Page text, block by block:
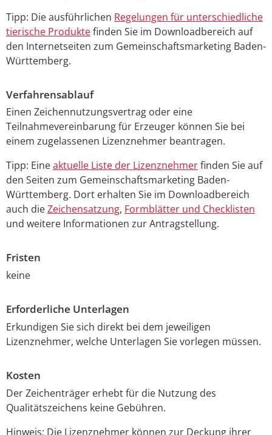
Tipp: Die ausführlichen Regelungen für unterschiedliche
tierische Produktefinden Sie im Downloadbereich auf
den Internetseiten zum Gemeinschaftsmarketing Baden-
Württemberg.
Verfahrensablauf
Einen Zeichennutzungsvertrag oder eine
Teilnahmevereinbarung für Erzeuger können Sie bei
einem zugelassenen Lizenznehmer beantragen.
Tipp: Eineaktuelle Liste der Lizenznehmerfinden Sie auf
den Seiten zum Gemeinschaftsmarketing Baden-
Württemberg. Dort erhalten Sie im Downloadbereich
auch dieZeichensatzung, Formblätter und Checklisten
und weitere Informationen zur Antragstellung.
Fristen
keine
Erforderliche Unterlagen
Erkundigen Sie sich direkt bei dem jeweiligen
Lizenznehmer, welche Unterlagen Sie vorlegen müssen.
Kosten
Der Zeichenträger erhebt für die Nutzung des
Qualitätszeichens keine Gebühren.
Hinweis: Die Lizenznehmer können zur Deckung ihrer